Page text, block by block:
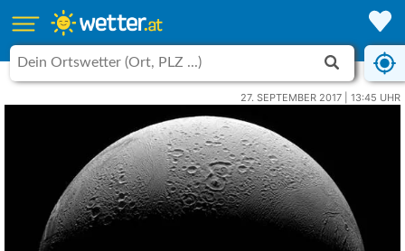
27. SEPTEMBER 2017 | 13:45 UHR